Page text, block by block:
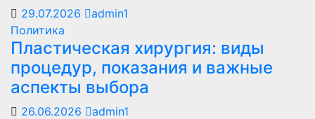
29.07.2026
admin1
Политика
Пластическая хирургия: виды
процедур, показания и важные
аспекты выбора
26.06.2026
admin1